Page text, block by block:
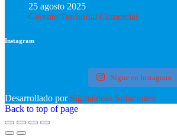
25 agosto 2025
Gerente Territorial Comercial
Instagram
Sigue en Instagram
Desarrollado por Sigmaideas Soluciones
Back to top of page